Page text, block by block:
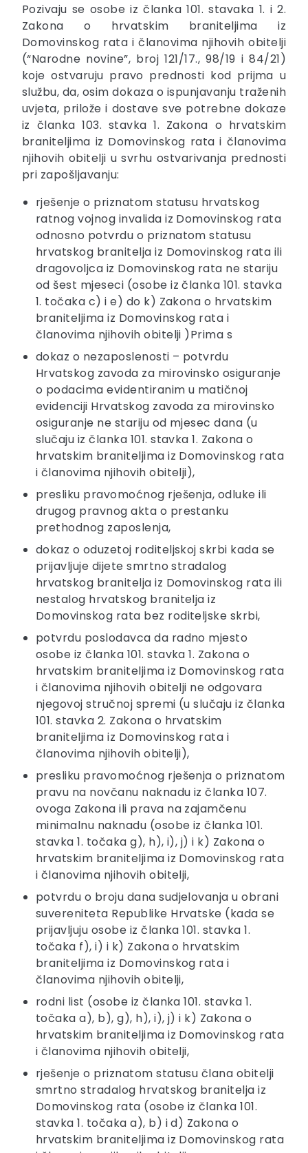
Pozivaju se osobe iz članka 101. stavaka 1. i 2.
Zakona o hrvatskim braniteljima iz
Domovinskog rata i članovima njihovih obitelji
(“Narodne novine”, broj 121/17., 98/19 i 84/21)
koje ostvaruju pravo prednosti kod prijma u
službu, da, osim dokaza o ispunjavanju traženih
uvjeta, prilože i dostave sve potrebne dokaze
iz članka 103. stavka 1. Zakona o hrvatskim
braniteljima iz Domovinskog rata i članovima
njihovih obitelji u svrhu ostvarivanja prednosti
pri zapošljavanju:
rješenje o priznatom statusu hrvatskog
ratnog vojnog invalida iz Domovinskog rata
odnosno potvrdu o priznatom statusu
hrvatskog branitelja iz Domovinskog rata ili
dragovoljca iz Domovinskog rata ne stariju
od šest mjeseci (osobe iz članka 101. stavka
1. točaka c) i e) do k) Zakona o hrvatskim
braniteljima iz Domovinskog rata i
članovima njihovih obitelji )Prima s
dokaz o nezaposlenosti – potvrdu
Hrvatskog zavoda za mirovinsko osiguranje
o podacima evidentiranim u matičnoj
evidenciji Hrvatskog zavoda za mirovinsko
osiguranje ne stariju od mjesec dana (u
slučaju iz članka 101. stavka 1. Zakona o
hrvatskim braniteljima iz Domovinskog rata
i članovima njihovih obitelji),
presliku pravomoćnog rješenja, odluke ili
drugog pravnog akta o prestanku
prethodnog zaposlenja,
dokaz o oduzetoj roditeljskoj skrbi kada se
prijavljuje dijete smrtno stradalog
hrvatskog branitelja iz Domovinskog rata ili
nestalog hrvatskog branitelja iz
Domovinskog rata bez roditeljske skrbi,
potvrdu poslodavca da radno mjesto
osobe iz članka 101. stavka 1. Zakona o
hrvatskim braniteljima iz Domovinskog rata
i članovima njihovih obitelji ne odgovara
njegovoj stručnoj spremi (u slučaju iz članka
101. stavka 2. Zakona o hrvatskim
braniteljima iz Domovinskog rata i
članovima njihovih obitelji),
presliku pravomoćnog rješenja o priznatom
pravu na novčanu naknadu iz članka 107.
ovoga Zakona ili prava na zajamčenu
minimalnu naknadu (osobe iz članka 101.
stavka 1. točaka g), h), i), j) i k) Zakona o
hrvatskim braniteljima iz Domovinskog rata
i članovima njihovih obitelji,
potvrdu o broju dana sudjelovanja u obrani
suvereniteta Republike Hrvatske (kada se
prijavljuju osobe iz članka 101. stavka 1.
točaka f), i) i k) Zakona o hrvatskim
braniteljima iz Domovinskog rata i
članovima njihovih obitelji,
rodni list (osobe iz članka 101. stavka 1.
točaka a), b), g), h), i), j) i k) Zakona o
hrvatskim braniteljima iz Domovinskog rata
i članovima njihovih obitelji,
rješenje o priznatom statusu člana obitelji
smrtno stradalog hrvatskog branitelja iz
Domovinskog rata (osobe iz članka 101.
stavka 1. točaka a), b) i d) Zakona o
hrvatskim braniteljima iz Domovinskog rata